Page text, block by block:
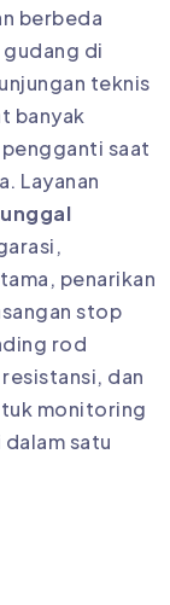
berbeda
di
teknis
banyak
saat
Layanan
penarikan
stop
rod
dan
monitoring
satu